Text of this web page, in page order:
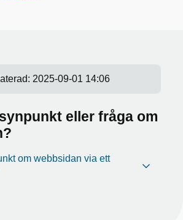
2025-09-01 14:06
eller fråga om
om webbsidan via ett